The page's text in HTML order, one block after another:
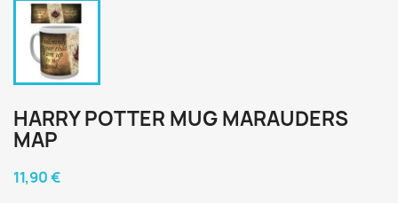
HARRY POTTER MUG MARAUDERS
MAP
11,90 €